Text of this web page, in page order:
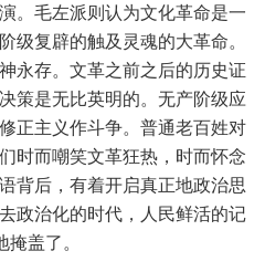
。毛左派则认为文化革命是一
级复辟的触及灵魂的大革命。
永存。文革之前之后的历史证
策是无比英明的。无产阶级应
正主义作斗争。普通老百姓对
时而嘲笑文革狂热，时而怀念
背后，有着开启真正地政治思
政治化的时代，人民鲜活的记
掩盖了。